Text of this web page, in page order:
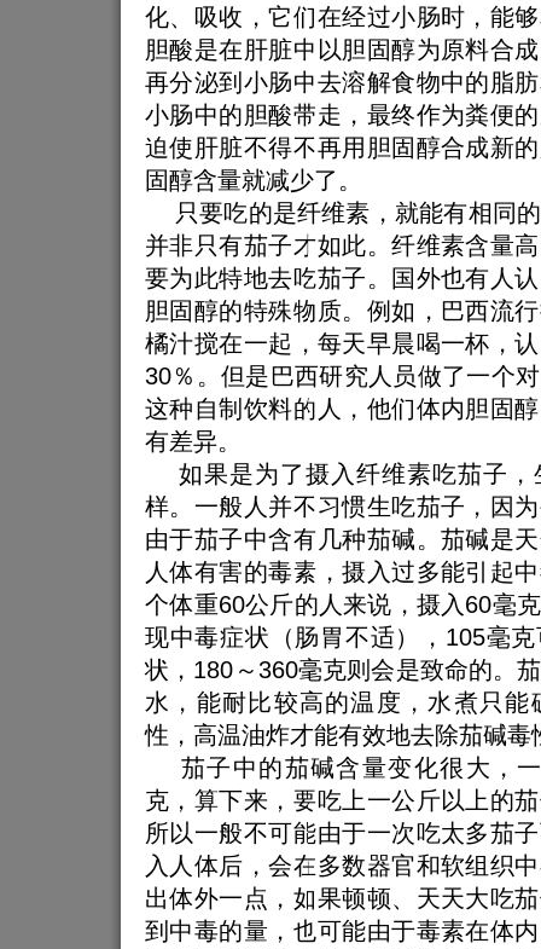
化、吸收，它们在经过小肠时，能
胆酸是在肝脏中以胆固醇为原料合
再分泌到小肠中去溶解食物中的脂
小肠中的胆酸带走，最终作为粪便
迫使肝脏不得不再用胆固醇合成新
固醇含量就减少了。
只要吃的是纤维素，就能有相同
并非只有茄子才如此。纤维素含量
要为此特地去吃茄子。国外也有人
胆固醇的特殊物质。例如，巴西流
橘汁搅在一起，每天早晨喝一杯，
30％。但是巴西研究人员做了一个
这种自制饮料的人，他们体内胆固
有差异。
如果是为了摄入纤维素吃茄子，
样。一般人并不习惯生吃茄子，因
由于茄子中含有几种茄碱。茄碱是
人体有害的毒素，摄入过多能引起
个体重60公斤的人来说，摄入60毫
现中毒症状（肠胃不适），105毫
状，180～360毫克则会是致命的。
水，能耐比较高的温度，水煮只能
性，高温油炸才能有效地去除茄碱毒
茄子中的茄碱含量变化很大，
克，算下来，要吃上一公斤以上的
所以一般不可能由于一次吃太多茄
入人体后，会在多数器官和软组织
出体外一点，如果顿顿、天天大吃
到中毒的量，也可能由于毒素在体